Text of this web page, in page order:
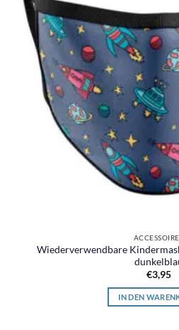
Wiederverwendbare
€3,95
IN DEN